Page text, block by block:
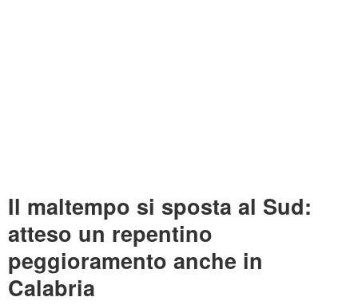
Il maltempo si sposta al Sud:
atteso un repentino
peggioramento anche in
Calabria